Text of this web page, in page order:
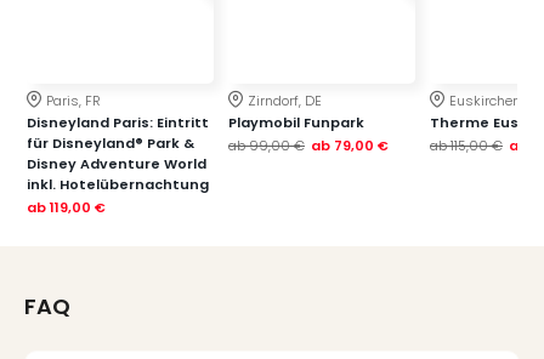
Paris, FR
Disneyland Paris: Eintritt
für Disneyland® Park &
Disney Adventure World
inkl. Hotelübernachtung
ab119,00 €
Zirndorf, DE
Playmobil Funpark
ab99,00 € ab 79,00 €
Euskirchen, DE
Therme
ab115,00 € ab
FAQ